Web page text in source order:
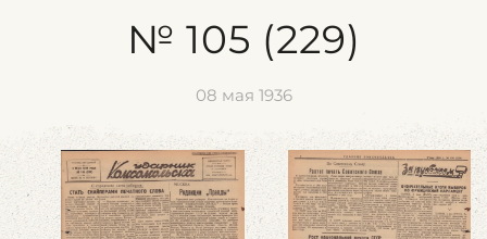
№ 105 (229)
08 мая 1936